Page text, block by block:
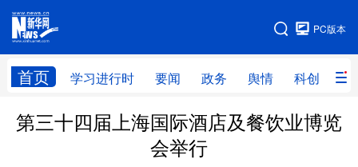
PC版本
首页 学习进行时 要闻 政务 舆情 科创 产
网站地图
首页 学习进行时 要闻 政务
第三十四届上海国际酒店及餐饮业博览
会举行